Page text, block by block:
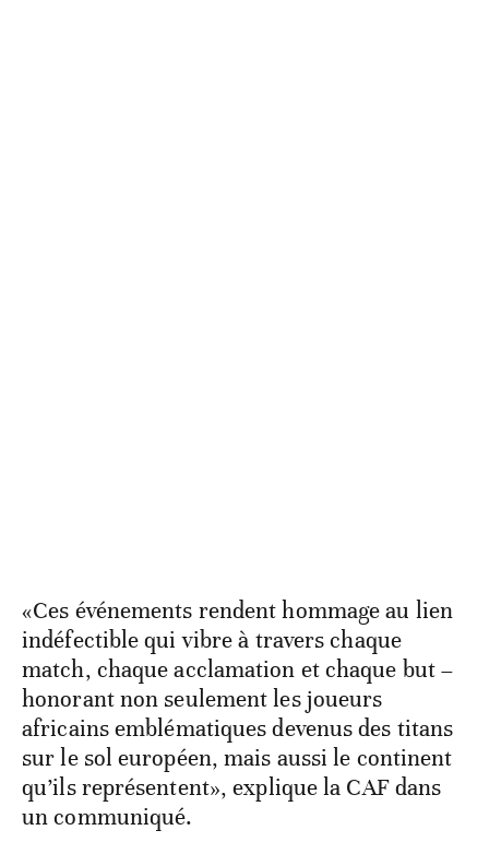
«Ces événements rendent hommage au lien
indéfectible qui vibre à travers chaque
match, chaque acclamation et chaque but –
honorant non seulement les joueurs
africains emblématiques devenus des titans
sur le sol européen, mais aussi le continent
qu’ils représentent», explique la CAF dans
un communiqué.